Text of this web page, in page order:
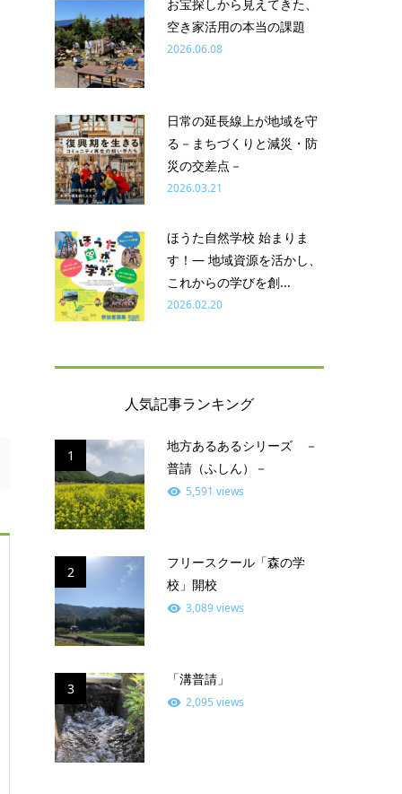
お宝探しから見えてきた、
空き家活用の本当の課題
2026.06.08
日常の延長線上が地域を守
る－まちづくりと減災・防
災の交差点－
2026.03.21
ほうた自然学校 始まりま
す！― 地域資源を活かし、
これからの学びを創...
2026.02.20
人気記事ランキング
1
地方あるあるシリーズ －
普請（ふしん）－
5,591 views
2
フリースクール「森の学
校」開校
3,089 views
3
「溝普請」
2,095 views